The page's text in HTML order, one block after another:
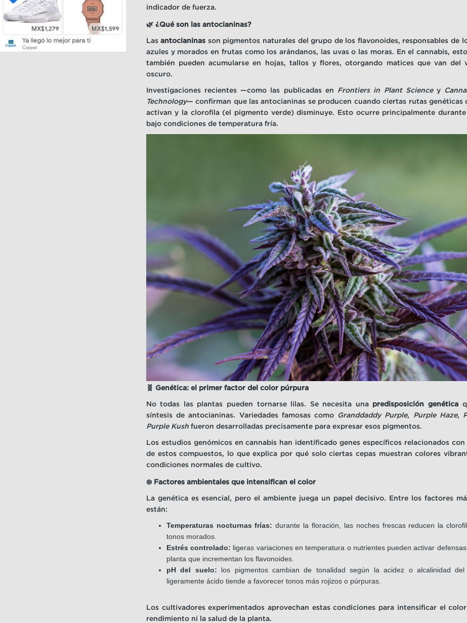
indicador de fuerza.
🌿¿Qué son las antocianinas?
Lasantocianinas son pigmentos naturales del grupo de los flavonoides, responsables de
azules y morados en frutas como los arándanos, las uvas o las moras. En el cannabis,
también pueden acumularse en hojas, tallos y flores, otorgando matices que van del
oscuro.
Investigaciones recientes —como las publicadas en Frontiers in Plant Sciencey
Technology— confirman que las antocianinas se producen cuando ciertas rutas genéticas
activan y la clorofila (el pigmento verde) disminuye. Esto ocurre principalmente
bajo condiciones de temperatura fría.
🧬 Genética: el primer factor del color púrpura
No todas las plantas pueden tornarse lilas. Se necesita una predisposición genética
síntesis de antocianinas. Variedades famosas como Granddaddy Purple, Purple Haze,
Purple Kushfueron desarrolladas precisamente para expresar esos pigmentos.
Los estudios genómicos en cannabis han identificado genes específicos relacionados
de estos compuestos, lo que explica por qué solo ciertas cepas muestran colores
condiciones normales de cultivo.
❄️Factores ambientales que intensifican el color
La genética es esencial, pero el ambiente juega un papel decisivo. Entre los factores
están:
Temperaturas nocturnas frías: durante la floración, las noches frescas reducen la
tonos morados.
Estrés controlado: ligeras variaciones en temperatura o nutrientes pueden activar
planta que incrementan los flavonoides.
pH del suelo: los pigmentos cambian de tonalidad según la acidez o alcalinidad
ligeramente ácido tiende a favorecer tonos más rojizos o púrpuras.
Los cultivadores experimentados aprovechan estas condiciones para intensificar el
rendimiento ni la salud de la planta.